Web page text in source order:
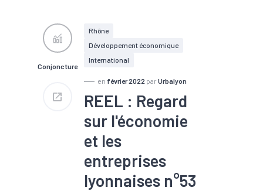
Conjoncture
Rhône
Développement économique
International
en février 2022 par Urbalyon
REEL : Regard
sur l'économie
et les
entreprises
lyonnaises n°53